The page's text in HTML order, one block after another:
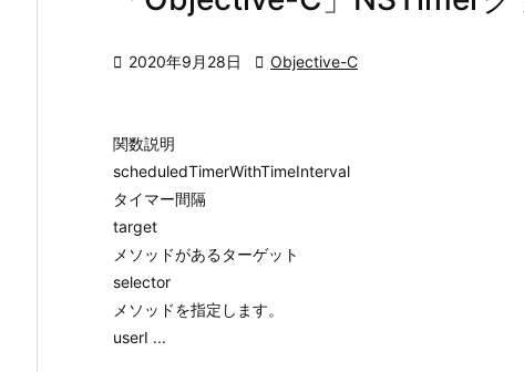
 2020年9月28日  Objective-C
関数説明
scheduledTimerWithTimeInterval
タイマー間隔
target
メソッドがあるターゲット
selector
メソッドを指定します。
userI ...